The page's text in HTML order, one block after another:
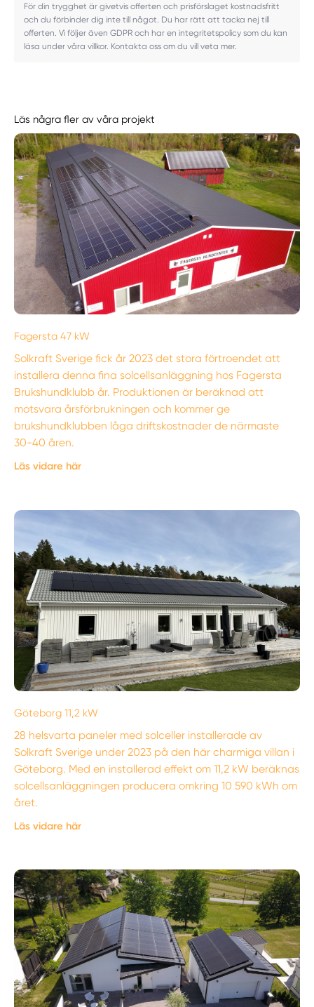
För din trygghet är givetvis offerten och prisförslaget kostnadsfritt
och du förbinder dig inte till något. Du har rätt att tacka nej till
offerten. Vi följer även GDPR och har en integritetspolicy som du kan
läsa under våra villkor. Kontakta oss om du vill veta mer.
Läs några fler av våra projekt
Fagersta 47 kW
Solkraft Sverige fick år 2023 det stora förtroendet att
installera denna fina solcellsanläggning hos Fagersta
Brukshundklubb år. Produktionen är beräknad att
motsvara årsförbrukningen och kommer ge
brukshundklubben låga driftskostnader de närmaste
30-40 åren.
Läs vidare här
Göteborg 11,2 kW
28 helsvarta paneler med solceller installerade av
Solkraft Sverige under 2023 på den här charmiga villan i
Göteborg. Med en installerad effekt om 11,2 kW beräknas
solcellsanläggningen producera omkring 10 590 kWh om
året.
Läs vidare här